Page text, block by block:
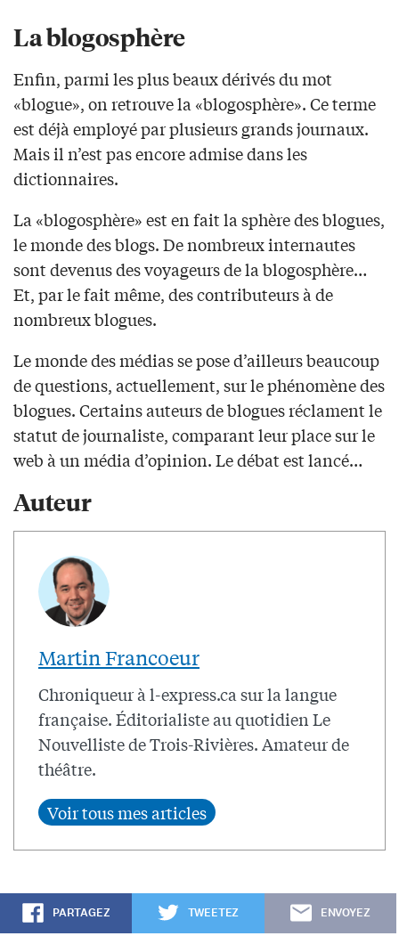
La blogosphère
Enfin, parmi les plus beaux dérivés du mot
«blogue», on retrouve la «blogosphère». Ce terme
est déjà employé par plusieurs grands journaux.
Mais il n’est pas encore admise dans les
dictionnaires.
La «blogosphère» est en fait la sphère des blogues,
le monde des blogs. De nombreux internautes
sont devenus des voyageurs de la blogosphère…
Et, par le fait même, des contributeurs à de
nombreux blogues.
Le monde des médias se pose d’ailleurs beaucoup
de questions, actuellement, sur le phénomène des
blogues. Certains auteurs de blogues réclament le
statut de journaliste, comparant leur place sur le
web à un média d’opinion. Le débat est lancé…
Auteur
Martin Francoeur
Chroniqueur à l-express.ca sur la langue
française. Éditorialiste au quotidien Le
Nouvelliste de Trois-Rivières. Amateur de
théâtre.
PARTAGEZ TWEETEZ ENVOYEZ